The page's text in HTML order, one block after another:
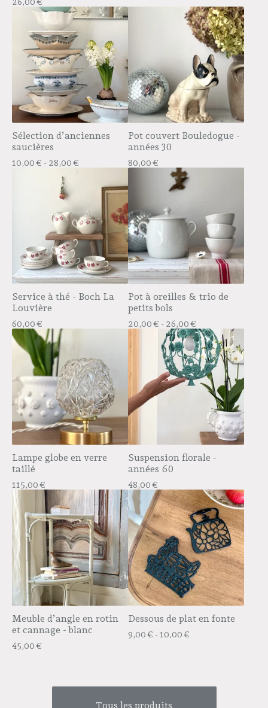
Sélection d’anciennes
saucières
10,00€ - 28,00€
Pot couvert Bouledogue -
années 30
80,00€
Service à thé - Boch La
Louvière
60,00€
Pot à oreilles & trio de
petits bols
20,00€ - 26,00€
Lampe globe en verre
taillé
115,00€
Suspension florale -
années 60
48,00€
Meuble d’angle en rotin
et cannage - blanc
45,00€
Dessous de plat en fonte
9,00€ - 10,00€
Tous les produits